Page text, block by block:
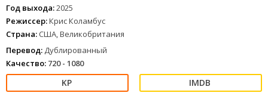
Год выхода:2025
Режиссер:Крис Коламбус
Страна: США, Великобритания
Перевод: Дублированный
Качество: 720 - 1080